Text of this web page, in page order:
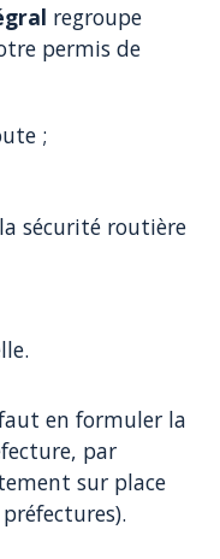
regroupe
permis de
;
sécurité routière
en formuler la
par
sur place